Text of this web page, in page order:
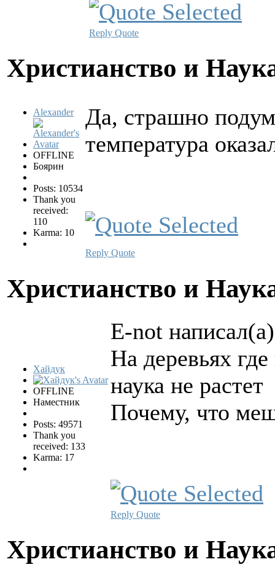
Reply Quote
Христианство и
Alexander
OFFLINE
Боярин
Posts: 10534
Thank you
received:
110
Karma: 10
Да, страшно
температура
Reply Quote
Христианство и
Хайдук
OFFLINE
Наместник
Posts: 49571
Thank you
received: 133
Karma: 17
E-not
На деревьях
наука не растет
Почему, что
Reply Quote
Христианство и